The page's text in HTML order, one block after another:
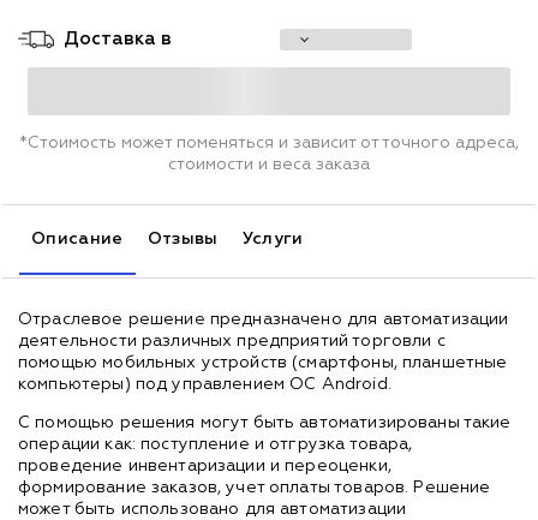
Доставка в
*Стоимость может поменяться и зависит от точного адреса,
стоимости и веса заказа
Описание Отзывы Услуги
Отраслевое решение предназначено для автоматизации
деятельности различных предприятий торговли с
помощью мобильных устройств (смартфоны, планшетные
компьютеры) под управлением ОС Android.
С помощью решения могут быть автоматизированы такие
операции как: поступление и отгрузка товара,
проведение инвентаризации и переоценки,
формирование заказов, учет оплаты товаров. Решение
может быть использовано для автоматизации